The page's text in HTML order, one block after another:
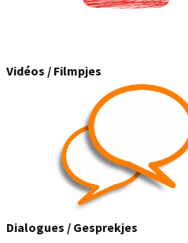
Vidéos / Filmpjes
Dialogues / Gesprekjes